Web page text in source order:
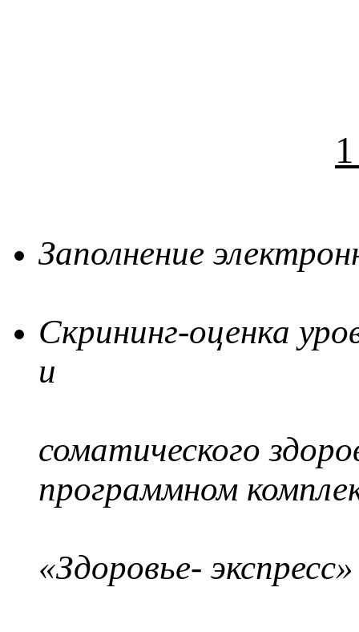
Заполнение
Скрининг-оценка
и
соматического
программном
«Здоровье- экспресс»